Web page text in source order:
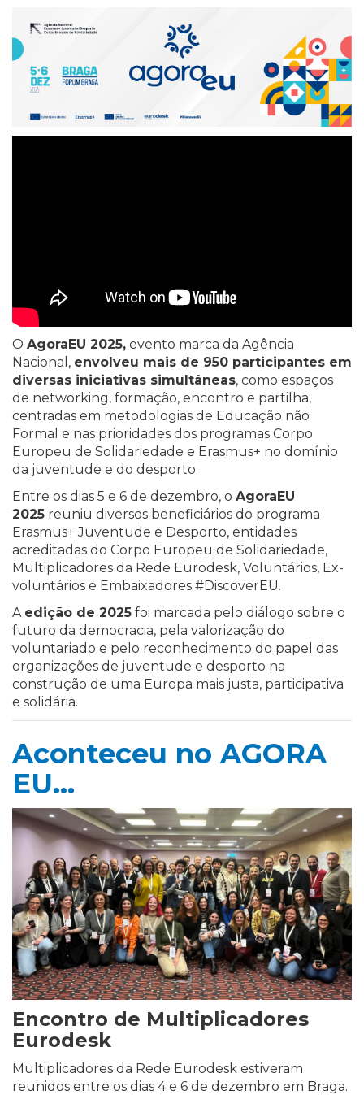
O AgoraEU 2025, evento marca da Agência
Nacional, envolveu mais de 950 participantes em
diversas iniciativas simultâneas, como espaços
de networking, formação, encontro e partilha,
centradas em metodologias de Educação não
Formal e nas prioridades dos programas Corpo
Europeu de Solidariedade e Erasmus+ no domínio
da juventude e do desporto.
Entre os dias 5 e 6 de dezembro, o AgoraEU
2025 reuniu diversos beneficiários do programa
Erasmus+ Juventude e Desporto, entidades
acreditadas do Corpo Europeu de Solidariedade,
Multiplicadores da Rede Eurodesk, Voluntários, Ex-
voluntários e Embaixadores #DiscoverEU.
A edição de 2025 foi marcada pelo diálogo sobre o
futuro da democracia, pela valorização do
voluntariado e pelo reconhecimento do papel das
organizações de juventude e desporto na
construção de uma Europa mais justa, participativa
e solidária.
Aconteceu no AGORA
EU…
Encontro de Multiplicadores
Eurodesk
Multiplicadores da Rede Eurodesk estiveram
reunidos entre os dias 4 e 6 de dezembro em Braga.